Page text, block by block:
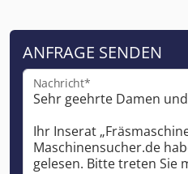
ANFRAGE SENDEN
Nachricht*